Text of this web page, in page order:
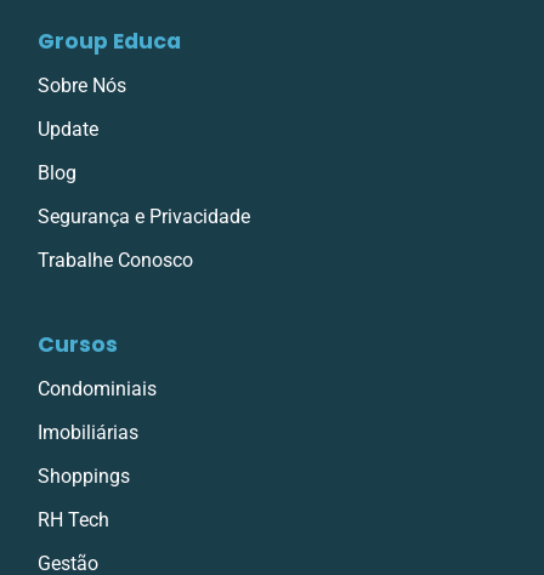
Group Educa
Sobre Nós
Update
Blog
Segurança e Privacidade
Trabalhe Conosco
Cursos
Condominiais
Imobiliárias
Shoppings
RH Tech
Gestão